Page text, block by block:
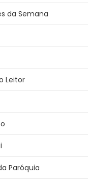
da Semana
Leitor
Paróquia